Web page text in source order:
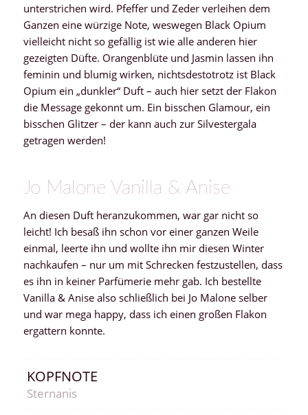
unterstrichen wird. Pfeffer und Zeder verleihen dem
Ganzen eine würzige Note, weswegen Black Opium
vielleicht nicht so gefällig ist wie alle anderen hier
gezeigten Düfte. Orangenblüte und Jasmin lassen ihn
feminin und blumig wirken, nichtsdestotrotz ist Black
Opium ein „dunkler“ Duft – auch hier setzt der Flakon
die Message gekonnt um. Ein bisschen Glamour, ein
bisschen Glitzer – der kann auch zur Silvestergala
getragen werden!
Jo Malone Vanilla & Anise
An diesen Duft heranzukommen, war gar nicht so
leicht! Ich besaß ihn schon vor einer ganzen Weile
einmal, leerte ihn und wollte ihn mir diesen Winter
nachkaufen – nur um mit Schrecken festzustellen, dass
es ihn in keiner Parfümerie mehr gab. Ich bestellte
Vanilla & Anise also schließlich bei Jo Malone selber
und war mega happy, dass ich einen großen Flakon
ergattern konnte.
KOPFNOTE
Sternanis